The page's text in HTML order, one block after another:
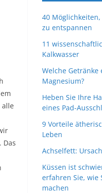
Das
40
zu entspannen
11
Kalkwasser
Welche
Magnesium?
Heben Sie Ihre
eines Pad-
9 Vorteile
Leben
Achselfett:
Küssen ist
erfahren Sie,
machen